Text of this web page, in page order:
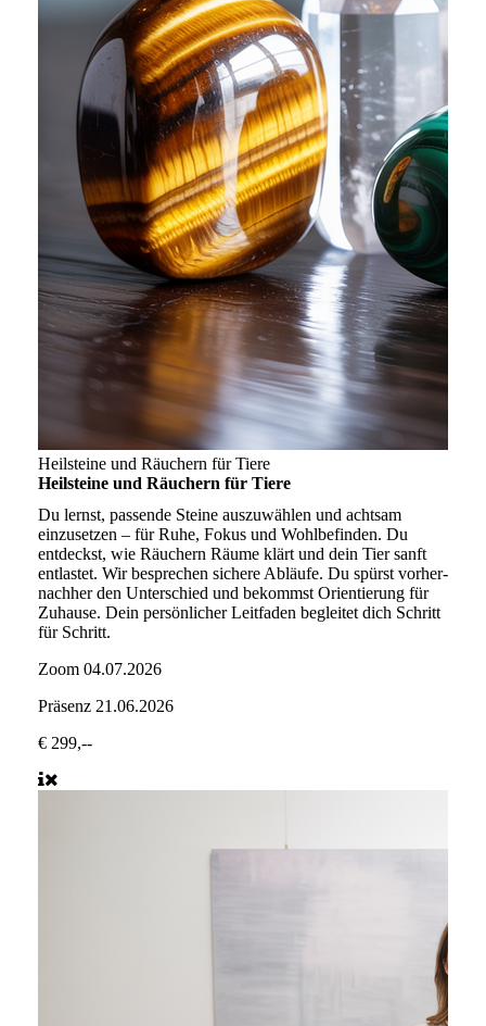
Heilsteine und Räuchern für Tiere
Heilsteine und Räuchern für Tiere
Du lernst, passende Steine auszuwählen und achtsam
einzusetzen – für Ruhe, Fokus und Wohlbefinden. Du
entdeckst, wie Räuchern Räume klärt und dein Tier sanft
entlastet. Wir besprechen sichere Abläufe. Du spürst vorher-
nachher den Unterschied und bekommst Orientierung für
Zuhause. Dein persönlicher Leitfaden begleitet dich Schritt
für Schritt.
Zoom 04.07.2026
Präsenz 21.06.2026
€ 299,--